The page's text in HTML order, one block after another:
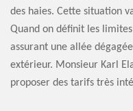
des haies. Cette situation
Quand on définit les
assurant une allée
extérieur. Monsieur Karl
proposer des tarifs très